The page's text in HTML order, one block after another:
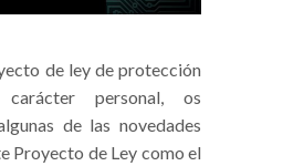
de ley de protección
personal, os
de las novedades
Proyecto de Ley como el